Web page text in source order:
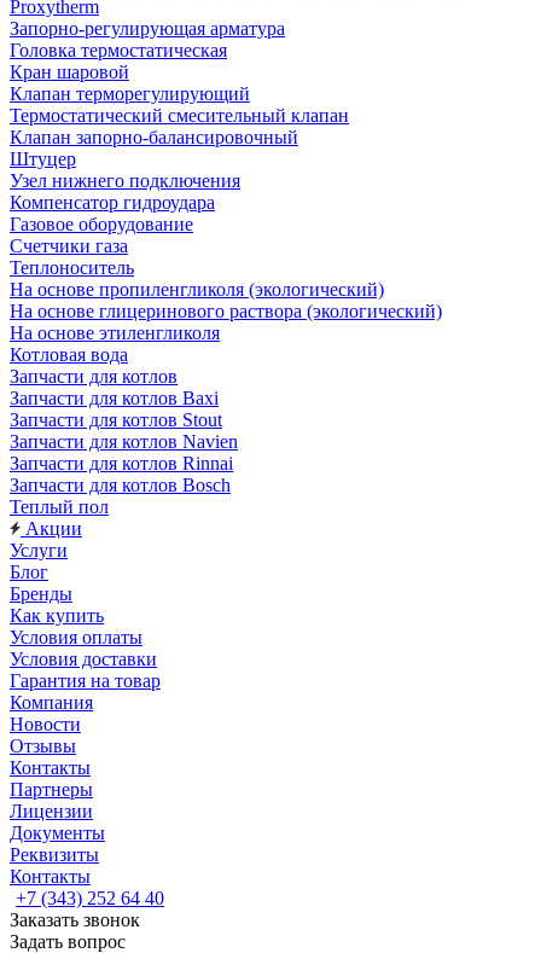
Proxytherm
Запорно-регулирующая арматура
Головка термостатическая
Кран шаровой
Клапан терморегулирующий
Термостатический смесительный клапан
Клапан запорно-балансировочный
Штуцер
Узел нижнего подключения
Компенсатор гидроудара
Газовое оборудование
Счетчики газа
Теплоноситель
На основе пропиленгликоля (экологический)
На основе глицеринового раствора (экологический)
На основе этиленгликоля
Котловая вода
Запчасти для котлов
Запчасти для котлов Baxi
Запчасти для котлов Stout
Запчасти для котлов Navien
Запчасти для котлов Rinnai
Запчасти для котлов Bosch
Теплый пол
Акции
Услуги
Блог
Бренды
Как купить
Условия оплаты
Условия доставки
Гарантия на товар
Компания
Новости
Отзывы
Контакты
Партнеры
Лицензии
Документы
Реквизиты
Контакты
+7 (343) 252 64 40
Заказать звонок
Задать вопрос